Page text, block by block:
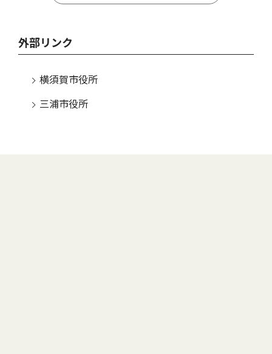
外部リンク
横須賀市役所
三浦市役所